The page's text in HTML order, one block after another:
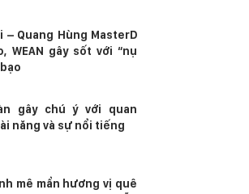
– Quang Hùng MasterD
WEAN gây sốt với “nụ
gây chú ý với quan
năng và sự nổi tiếng
mê mẩn hương vị quê